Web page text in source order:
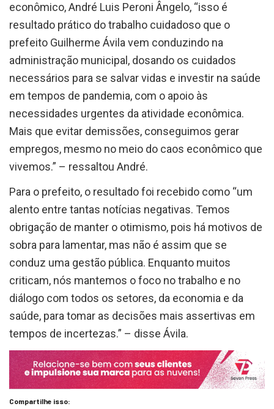
econômico, André Luis Peroni Ângelo, “isso é
resultado prático do trabalho cuidadoso que o
prefeito Guilherme Ávila vem conduzindo na
administração municipal, dosando os cuidados
necessários para se salvar vidas e investir na saúde
em tempos de pandemia, com o apoio às
necessidades urgentes da atividade econômica.
Mais que evitar demissões, conseguimos gerar
empregos, mesmo no meio do caos econômico que
vivemos.” – ressaltou André.
Para o prefeito, o resultado foi recebido como “um
alento entre tantas notícias negativas. Temos
obrigação de manter o otimismo, pois há motivos de
sobra para lamentar, mas não é assim que se
conduz uma gestão pública. Enquanto muitos
criticam, nós mantemos o foco no trabalho e no
diálogo com todos os setores, da economia e da
saúde, para tomar as decisões mais assertivas em
tempos de incertezas.” – disse Ávila.
Compartilhe isso: